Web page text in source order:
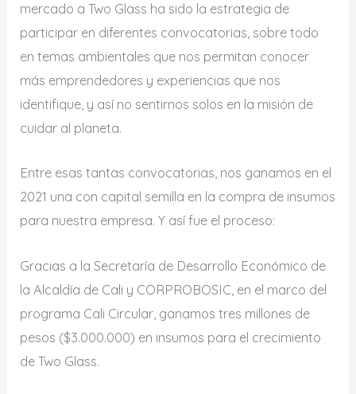
mercado a Two Glass ha sido la estrategia de
participar en diferentes convocatorias, sobre todo
en temas ambientales que nos permitan conocer
más emprendedores y experiencias que nos
identifique, y así no sentirnos solos en la misión de
cuidar al planeta.
Entre esas tantas convocatorias, nos ganamos en el
2021 una con capital semilla en la compra de insumos
para nuestra empresa. Y así fue el proceso:
Gracias a la Secretaría de Desarrollo Económico de
la Alcaldía de Cali y CORPROBOSIC, en el marco del
programa Cali Circular, ganamos tres millones de
pesos ($3.000.000) en insumos para el crecimiento
de Two Glass.